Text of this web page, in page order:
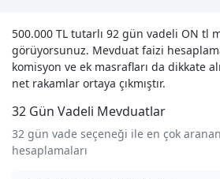
500.000 TL tutarlı 92 gün vadeli ON tl
görüyorsunuz. Mevduat faizi
komisyon ve ek masrafları da dikkate
net rakamlar ortaya çıkmıştır.
32 Gün Vadeli Mevduatlar
32 gün vade seçeneği ile en çok
hesaplamaları